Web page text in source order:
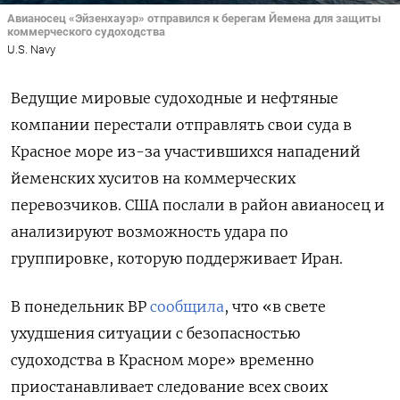
Авианосец «Эйзенхауэр» отправился к берегам Йемена для защиты
коммерческого судоходства
U.S. Navy
Ведущие мировые судоходные и нефтяные
компании перестали отправлять свои суда в
Красное море из-за участившихся нападений
йеменских хуситов на коммерческих
перевозчиков. США послали в район авианосец и
анализируют возможность удара по
группировке, которую поддерживает Иран.
В понедельник BP сообщила, что «в свете
ухудшения ситуации с безопасностью
судоходства в Красном море» временно
приостанавливает следование всех своих